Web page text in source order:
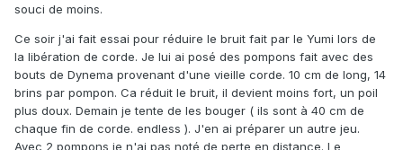
souci de moins.
Ce soir j'ai fait essai pour réduire le bruit fait par le Yumi lors de
la libération de corde. Je lui ai posé des pompons fait avec des
bouts de Dynema provenant d'une vieille corde. 10 cm de long, 14
brins par pompon. Ca réduit le bruit, il devient moins fort, un poil
plus doux. Demain je tente de les bouger ( ils sont à 40 cm de
chaque fin de corde. endless ). J'en ai préparer un autre jeu.
Avec 2 pompons je n'ai pas noté de perte en distance. Le